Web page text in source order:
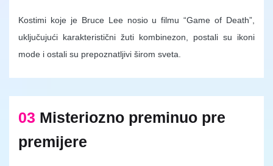
Kostimi koje je Bruce Lee nosio u filmu “Game of Death”,
uključujući karakteristični žuti kombinezon, postali su ikoni
mode i ostali su prepoznatljivi širom sveta.
03 Misteriozno preminuo pre
premijere